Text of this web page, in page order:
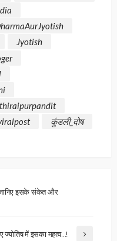
Jyotish
कुंडली_दोष
जानिए इसके संकेत और
में इसका महत्व…!